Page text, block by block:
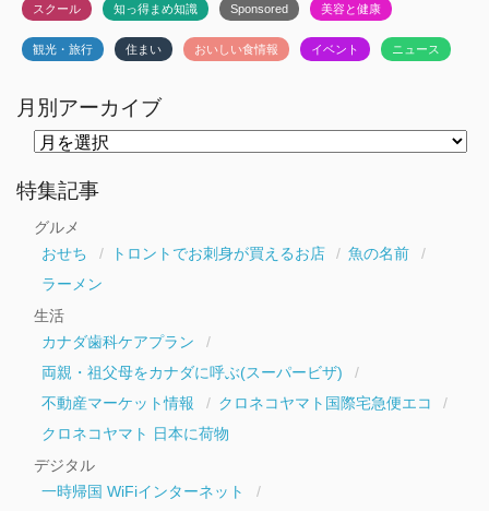
スクール 知っ得まめ知識 Sponsored 美容と健康
観光・旅行 住まい おいしい食情報 イベント ニュース
月別アーカイブ
ー
カ
特集記事
グルメ
おせち
トロントでお刺身が買えるお店
魚の名前
ラーメン
生活
カナダ歯科ケアプラン
両親・祖父母をカナダに呼ぶ(スーパービザ)
不動産マーケット情報
クロネコヤマト国際宅急便エコ
クロネコヤマト 日本に荷物
デジタル
一時帰国 WiFiインターネット